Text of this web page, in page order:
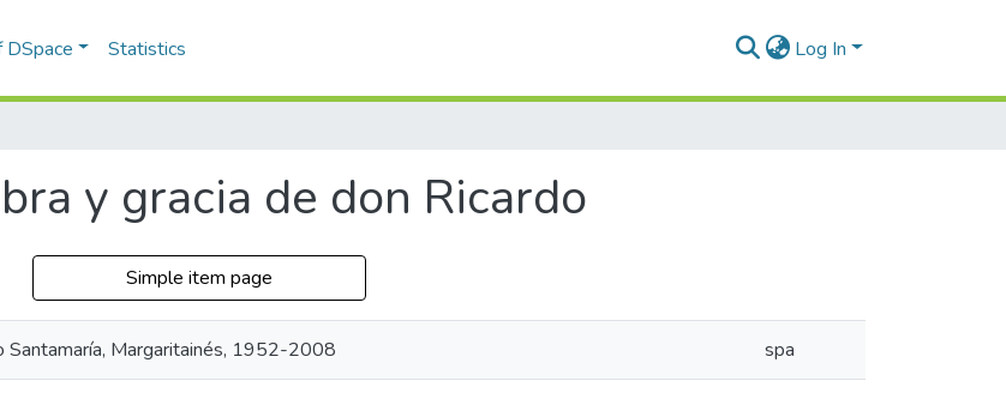
Statistics Log In
y gracia de don Ricardo
Simple item page
Santamaría, Margaritainés, 1952-2008 spa